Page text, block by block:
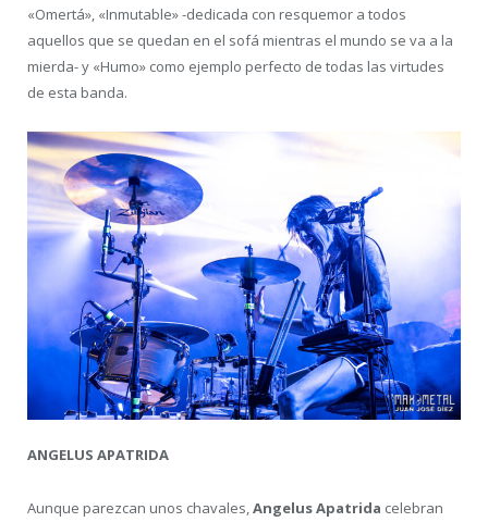
«Omertá», «Inmutable» -dedicada con resquemor a todos
aquellos que se quedan en el sofá mientras el mundo se va a la
mierda- y «Humo» como ejemplo perfecto de todas las virtudes
de esta banda.
ANGELUS APATRIDA
Aunque parezcan unos chavales,Angelus Apatrida celebran